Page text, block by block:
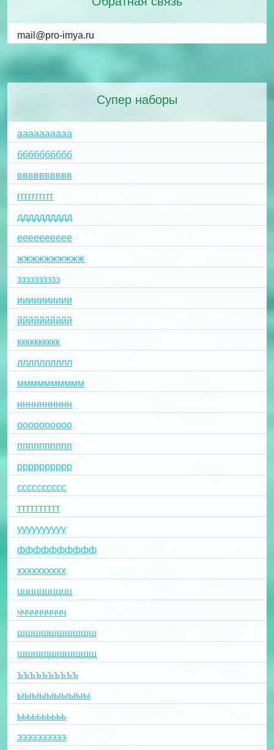
mail@pro-imya.ru
Супер наборы
аааааааааа
бббббббббб
вввввввввв
гггггггггг
дддддддддд
ееееееееее
жжжжжжжжжж
зззззззззз
ииииииииии
йййййййййй
кккккккккк
лллллллллл
мммммммммм
нннннннннн
оооооооооо
пппппппппп
рррррррррр
сссссссссс
тттттттттт
уууууууууу
фффффффффф
хххххххххх
цццццццццц
чччччччччч
шшшшшшшшшш
щщщщщщщщщщ
ъъъъъъъъъъ
ыыыыыыыыыы
ьььььььььь
ээээээээээ